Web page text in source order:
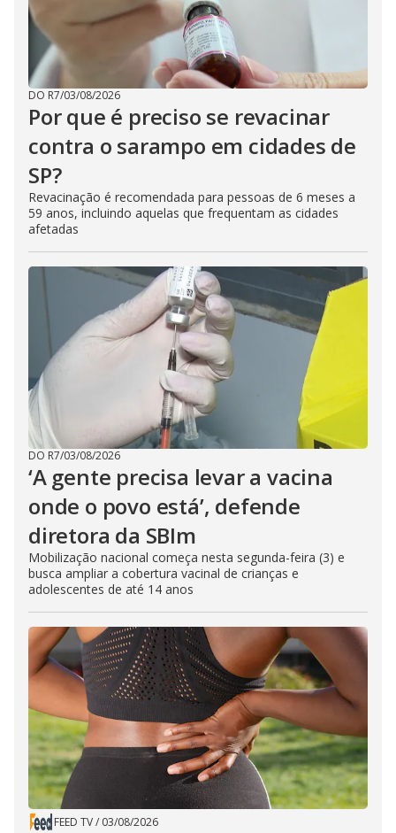
DO R7/03/08/2026
Por que é preciso se revacinar
contra o sarampo em cidades de
SP?
Revacinação é recomendada para pessoas de 6 meses a
59 anos, incluindo aquelas que frequentam as cidades
afetadas
DO R7/03/08/2026
‘A gente precisa levar a vacina
onde o povo está’, defende
diretora da SBIm
Mobilização nacional começa nesta segunda-feira (3) e
busca ampliar a cobertura vacinal de crianças e
adolescentes de até 14 anos
FEED TV/ 03/08/2026